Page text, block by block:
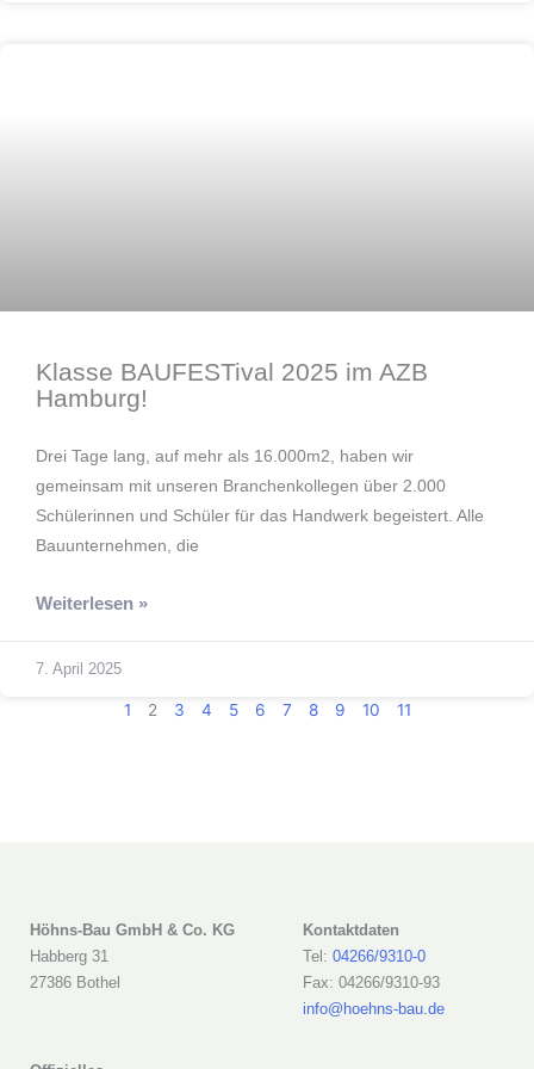
Klasse BAUFESTival 2025 im AZB
Hamburg!
Drei Tage lang, auf mehr als 16.000m2, haben wir
gemeinsam mit unseren Branchenkollegen über 2.000
Schülerinnen und Schüler für das Handwerk begeistert. Alle
Bauunternehmen, die
Weiterlesen »
7. April 2025
1 2 3 4 5 6 7 8 9 10 11
Höhns-Bau GmbH & Co. KG
Habberg 31
27386 Bothel
Kontaktdaten
Tel: 04266/9310-0
Fax: 04266/9310-93
info@hoehns-bau.de